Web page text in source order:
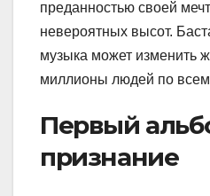
преданностью своей
невероятных высот.
музыка может изменить
миллионы людей по
Первый
признание